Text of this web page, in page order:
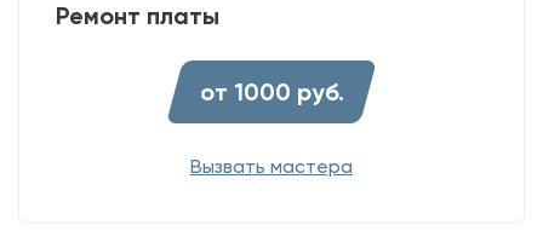
Ремонт платы
от 1000 руб.
Вызвать мастера